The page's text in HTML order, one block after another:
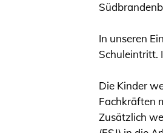
In unseren
Schuleintritt.
Die Kinder
Fachkräften
Zusätzlich